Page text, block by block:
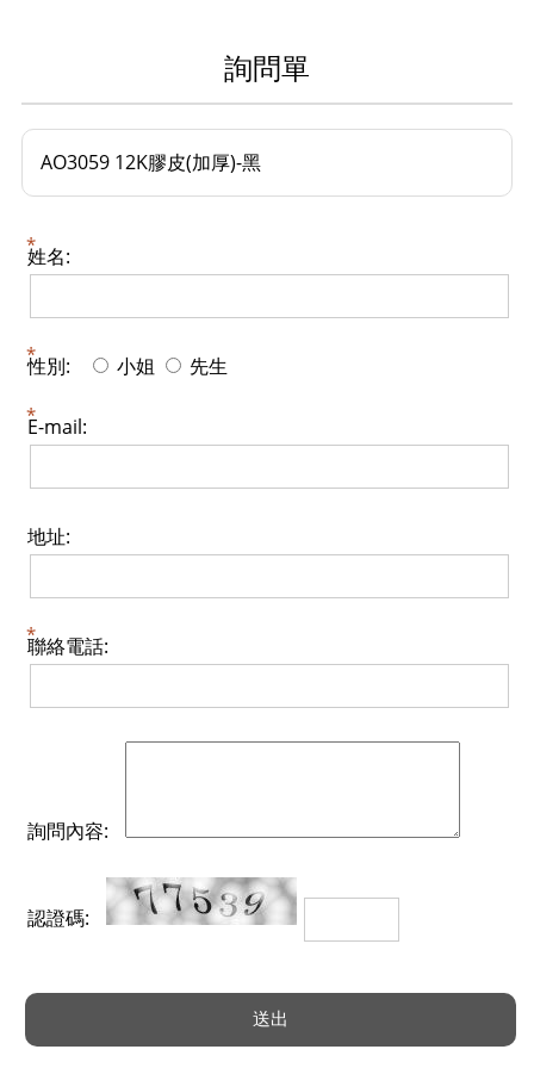
詢問單
AO3059 12K膠皮(加厚)-黑
姓名:
性別: 小姐 先生
E-mail:
地址:
聯絡電話:
詢問內容:
認證碼: